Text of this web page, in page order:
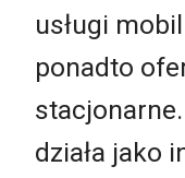
usługi
ponadto
działa jako